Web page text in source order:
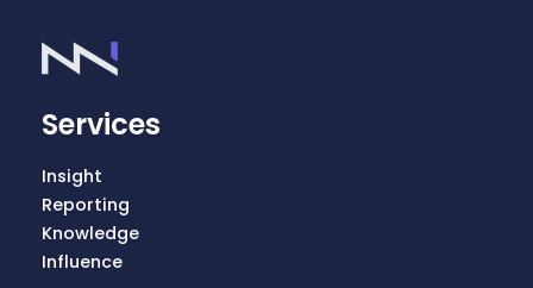
Services
Insight
Reporting
Knowledge
Influence